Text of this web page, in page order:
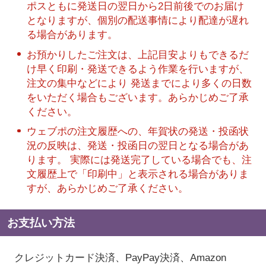
ポスともに発送日の翌日から2日前後でのお届け
となりますが、個別の配送事情により配達が遅れ
る場合があります。
お預かりしたご注文は、上記目安よりもできるだ
け早く印刷・発送できるよう作業を行いますが、
注文の集中などにより 発送までにより多くの日数
をいただく場合もございます。あらかじめご了承
ください。
ウェブポの注文履歴への、年賀状の発送・投函状
況の反映は、発送・投函日の翌日となる場合があ
ります。 実際には発送完了している場合でも、注
文履歴上で「印刷中」と表示される場合がありま
すが、あらかじめご了承ください。
お支払い方法
クレジットカード決済、PayPay決済、Amazon